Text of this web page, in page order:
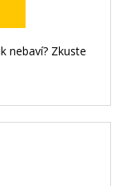
nebaví? Zkuste